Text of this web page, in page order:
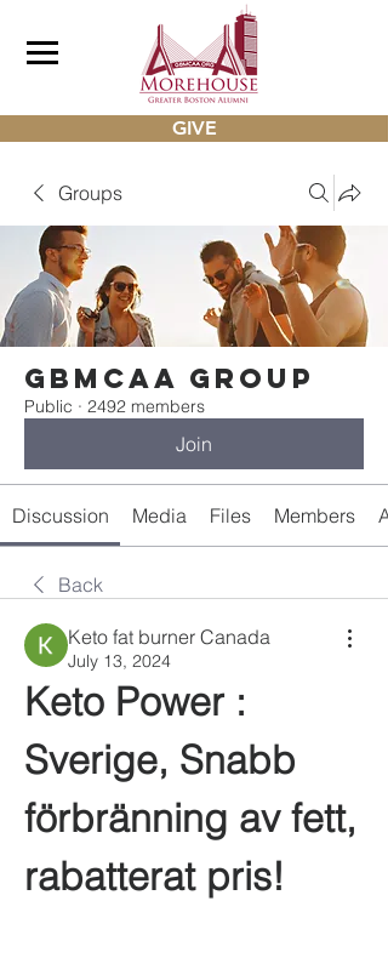
GIVE
Groups
gbmcaa Group
Public · 2492 members
Join
Discussion Media Files Members
Back
Keto fat burner Canada
July 13, 2024
Keto Power :
Sverige, Snabb
förbränning av fett,
rabatterat pris!